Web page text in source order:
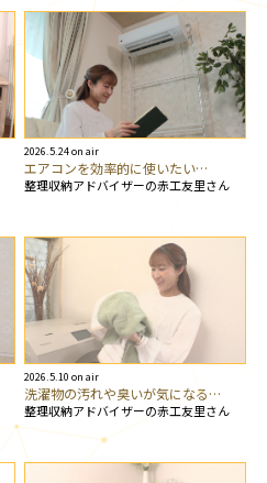
2026.5.24 on air
エアコンを効率的に使いたい…
整理収納アドバイザーの赤工友里さん
2026.5.10 on air
洗濯物の汚れや臭いが気になる…
整理収納アドバイザーの赤工友里さん